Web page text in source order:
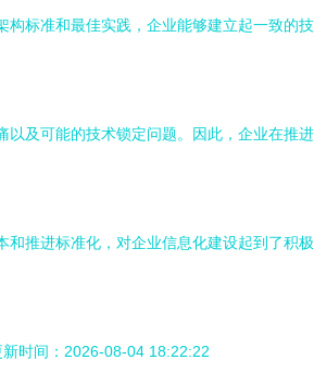
标准和最佳实践，企业能够建立起一致的
及可能的技术锁定问题。因此，企业在推
推进标准化，对企业信息化建设起到了积
新时间：2026-08-04 18:22:22